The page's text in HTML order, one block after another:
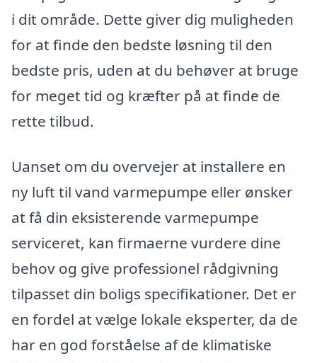
i dit område. Dette giver dig muligheden
for at finde den bedste løsning til den
bedste pris, uden at du behøver at bruge
for meget tid og kræfter på at finde de
rette tilbud.
Uanset om du overvejer at installere en
ny luft til vand varmepumpe eller ønsker
at få din eksisterende varmepumpe
serviceret, kan firmaerne vurdere dine
behov og give professionel rådgivning
tilpasset din boligs specifikationer. Det er
en fordel at vælge lokale eksperter, da de
har en god forståelse af de klimatiske